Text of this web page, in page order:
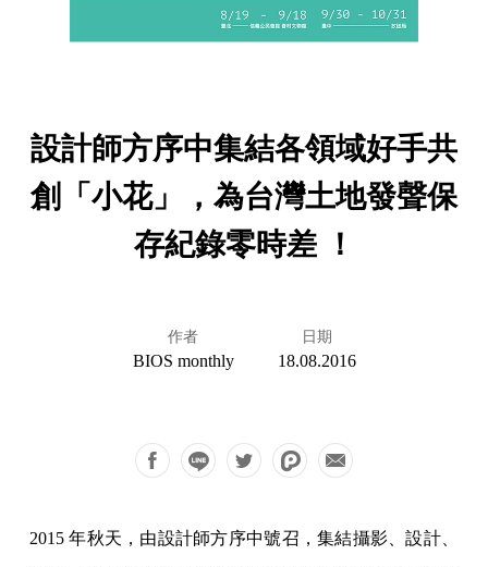
設計師方序中集結各領域好手共
創「小花」，為台灣土地發聲保
存紀錄零時差 ！
作者
BIOS monthly
日期
18.08.2016
2015 年秋天，由設計師方序中號召，集結攝影、設計、